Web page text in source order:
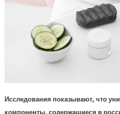
Исследования показывают, что